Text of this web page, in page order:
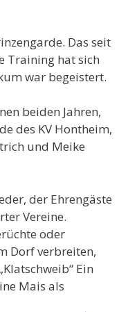
Das seit
Training hat sich
war begeistert.
beiden Jahren,
des KV Hontheim,
und Meike
der Ehrengäste
Vereine.
oder
Dorf verbreiten,
Ein
Mais als